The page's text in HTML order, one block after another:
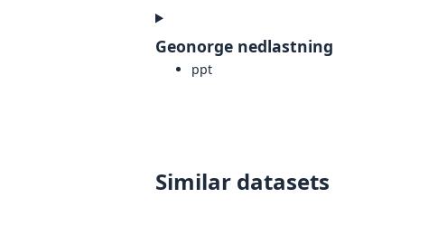
Geonorge nedlastning
ppt
Similar datasets